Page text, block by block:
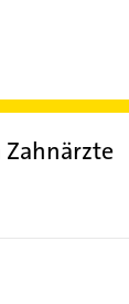
Zahnärzte